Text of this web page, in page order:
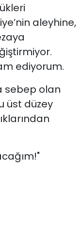
aleyhine,
ediyorum.
sebep olan
üst düzey